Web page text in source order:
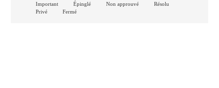
Important
Épinglé Non approuvé
Résolu
Privé
Fermé